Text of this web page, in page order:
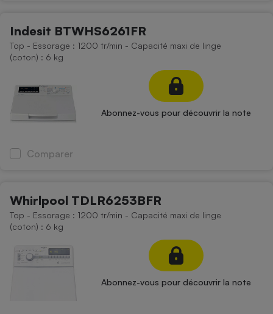
Indesit BTWHS6261FR
Top - Essorage : 1200 tr/min - Capacité maxi de linge
(coton) : 6 kg
Abonnez-vous pour découvrir la note
Comparer
Whirlpool TDLR6253BFR
Top - Essorage : 1200 tr/min - Capacité maxi de linge
(coton) : 6 kg
Abonnez-vous pour découvrir la note